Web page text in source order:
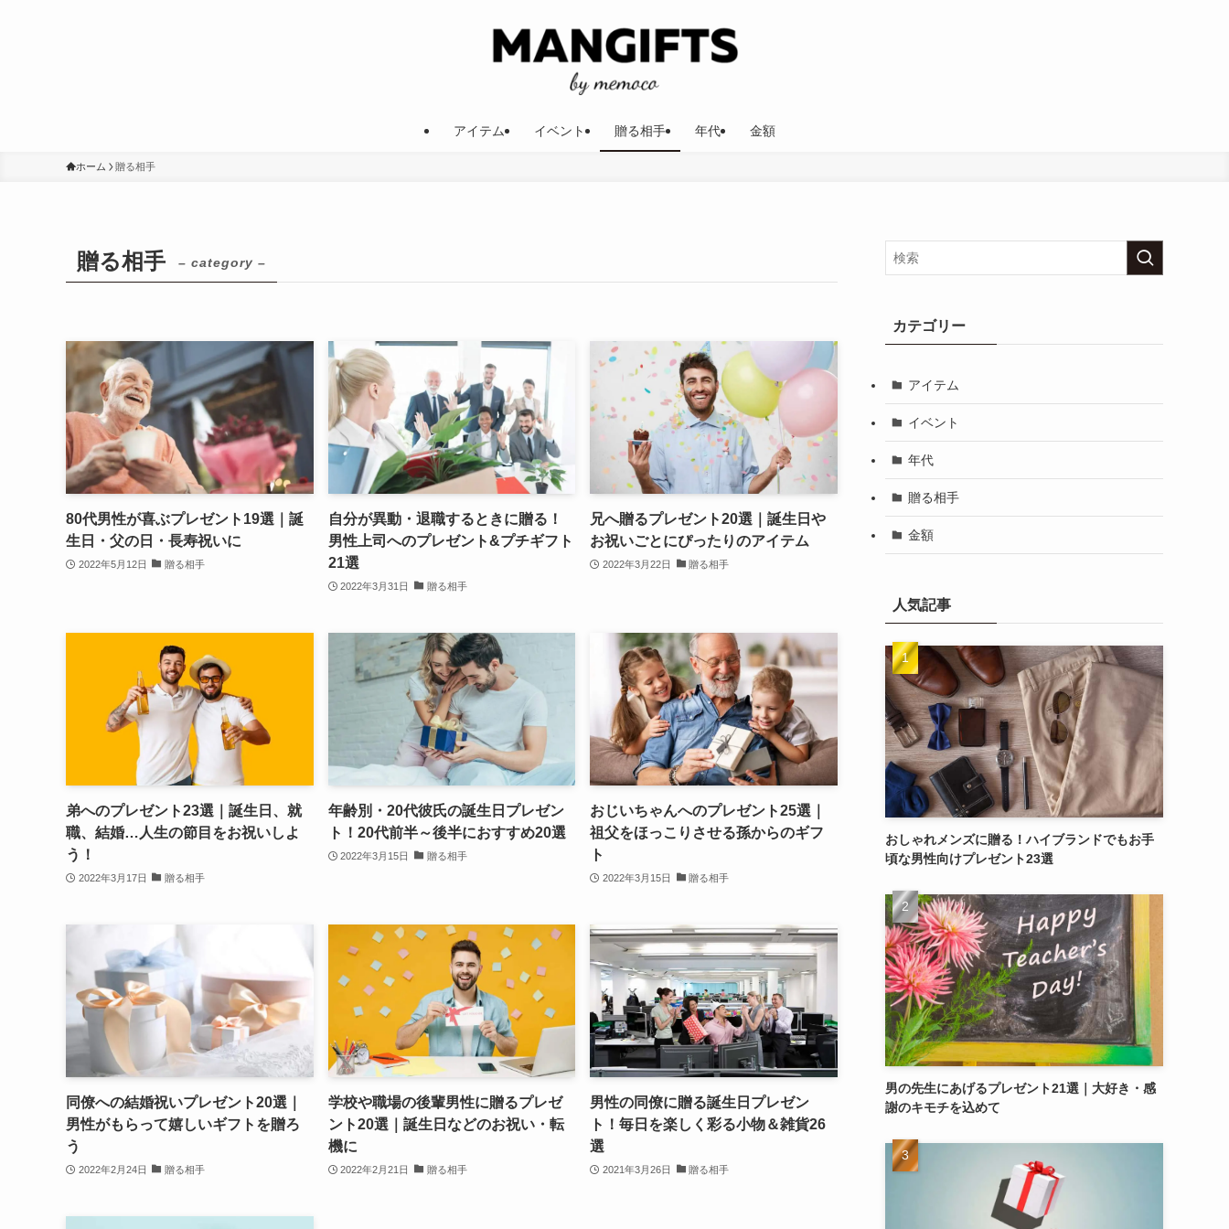
アイテム イベント 贈る相手 年代 金額
ホーム 贈る相手
贈る相手 – category –
80代男性が喜ぶプレゼント19選｜誕
生日・父の日・長寿祝いに
2022年5月12日 贈る相手
自分が異動・退職するときに贈る！
男性上司へのプレゼント&プチギフト
21選
2022年3月31日 贈る相手
兄へ贈るプレゼント20選｜誕生日や
お祝いごとにぴったりのアイテム
2022年3月22日 贈る相手
弟へのプレゼント23選｜誕生日、就
職、結婚…人生の節目をお祝いしよ
う！
2022年3月17日 贈る相手
年齢別・20代彼氏の誕生日プレゼン
ト！20代前半～後半におすすめ20選
2022年3月15日 贈る相手
おじいちゃんへのプレゼント25選｜
祖父をほっこりさせる孫からのギフ
ト
2022年3月15日 贈る相手
同僚への結婚祝いプレゼント20選｜
男性がもらって嬉しいギフトを贈ろ
う
2022年2月24日 贈る相手
学校や職場の後輩男性に贈るプレゼ
ント20選｜誕生日などのお祝い・転
機に
2022年2月21日 贈る相手
男性の同僚に贈る誕生日プレゼン
ト！毎日を楽しく彩る小物＆雑貨26
選
2021年3月26日 贈る相手
カテゴリー
アイテム
イベント
年代
贈る相手
金額
人気記事
おしゃれメンズに贈る！ハイブランドでもお手
頃な男性向けプレゼント23選
男の先生にあげるプレゼント21選｜大好き・感
謝のキモチを込めて